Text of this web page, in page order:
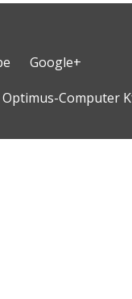
Google+
Computer